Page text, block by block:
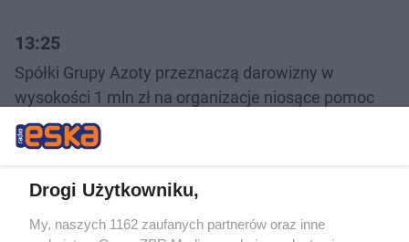
13:25
Spółki Grupy Azoty przeznaczą darowizny w
wysokości 1 mln zł na organizacje niosące pomoc
uchodźcom m.in. Caritas i Polski Czerwony Krzyż.
Pomogą też w zakwaterowaniu osób uciekających z
Azoty.
13:45
Drogi Użytkowniku,
My, naszych 1162 zaufanych partnerów oraz inne